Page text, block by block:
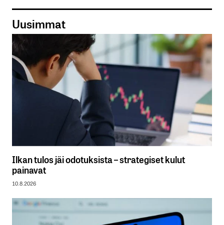
Uusimmat
Ilkan tulos jäi odotuksista – strategiset kulut
painavat
10.8.2026